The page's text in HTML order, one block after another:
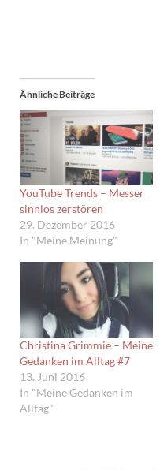
Ähnliche Beiträge
YouTube Trends – Messer
sinnlos zerstören
29. Dezember 2016
In "Meine Meinung"
Christina Grimmie – Meine
Gedanken im Alltag #7
13. Juni 2016
In "Meine Gedanken im
Alltag"